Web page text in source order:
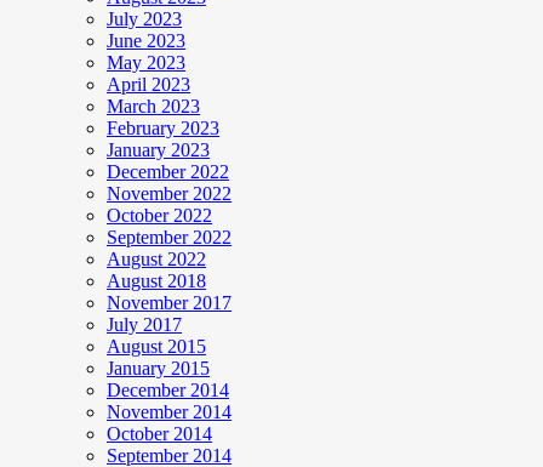
July 2023
June 2023
May 2023
April 2023
March 2023
February 2023
January 2023
December 2022
November 2022
October 2022
September 2022
August 2022
August 2018
November 2017
July 2017
August 2015
January 2015
December 2014
November 2014
October 2014
September 2014